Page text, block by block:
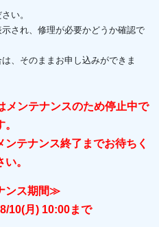
い。
され、修理が必要かどうか確認で
、そのままお申し込みができま
メンテナンスのため停止中で
。
テナンス終了までお待ちく
い。
ンス期間≫
10(月) 10:00まで